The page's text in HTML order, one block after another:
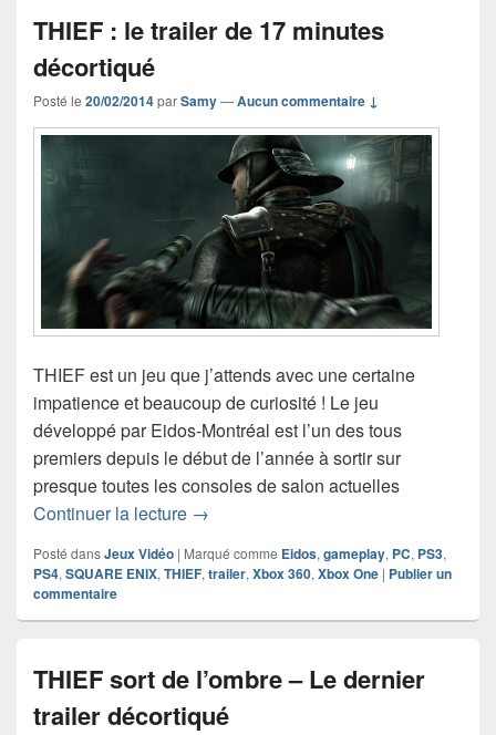
THIEF : le trailer de 17 minutes
décortiqué
Posté le 20/02/2014parSamy—Aucun commentaire ↓
THIEF est un jeu que j’attends avec une certaine
impatience et beaucoup de curiosité ! Le jeu
développé par Eidos-Montréal est l’un des tous
premiers depuis le début de l’année à sortir sur
presque toutes les consoles de salon actuelles
Continuer la lecture THIEF : le trailer de 17 minutes
→
Posté dansJeux Vidéo | Marqué comme Eidos, gameplay, PC, PS3,
PS4, SQUARE ENIX, THIEF, trailer, Xbox 360, Xbox One | Publier un
commentaire
THIEF sort de l’ombre – Le dernier
trailer décortiqué